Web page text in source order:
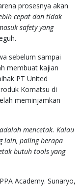
prosesnya akan
cepat dan tidak
safety yang
sebelum sampai
membuat kajian
PT United
Komatsu di
meminjamkan
mencetak. Kalau
lain, paling berapa
butuh tools yang
Academy. Sunaryo,